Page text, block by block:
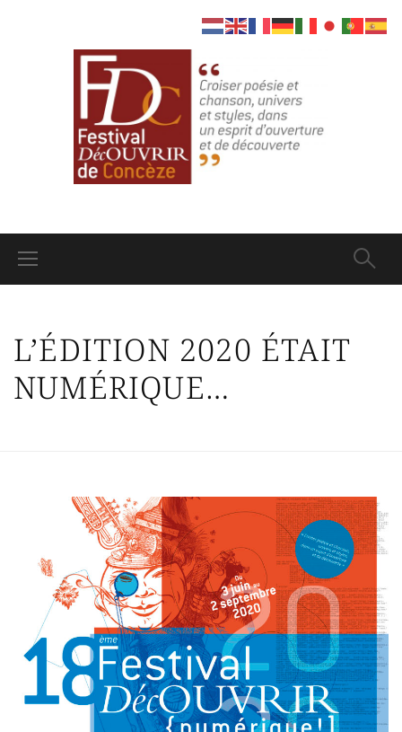
L’ÉDITION 2020 ÉTAIT
NUMÉRIQUE…